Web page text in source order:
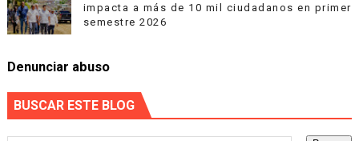
impacta a más de 10 mil ciudadanos en primer
semestre 2026
Denunciar abuso
BUSCAR ESTE BLOG